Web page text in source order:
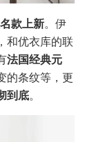
款上新。伊
和优衣库的联
法国经典元
的条纹等，更
到底。